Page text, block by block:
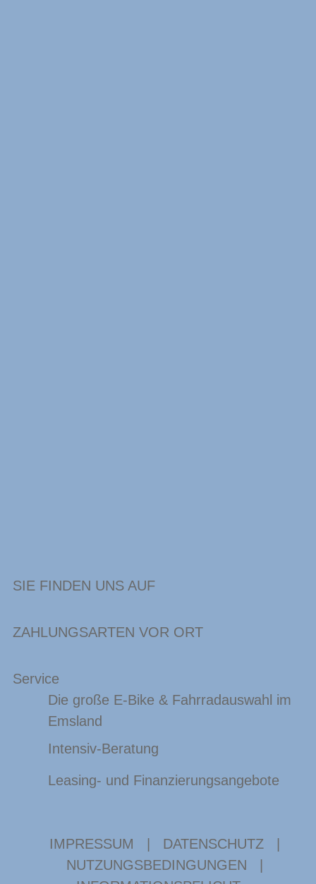
SIE FINDEN UNS AUF
ZAHLUNGSARTEN VOR ORT
Service
Die große E-Bike & Fahrradauswahl im
Emsland
Intensiv-Beratung
Leasing- und Finanzierungsangebote
IMPRESSUM DATENSCHUTZ
NUTZUNGSBEDINGUNGEN